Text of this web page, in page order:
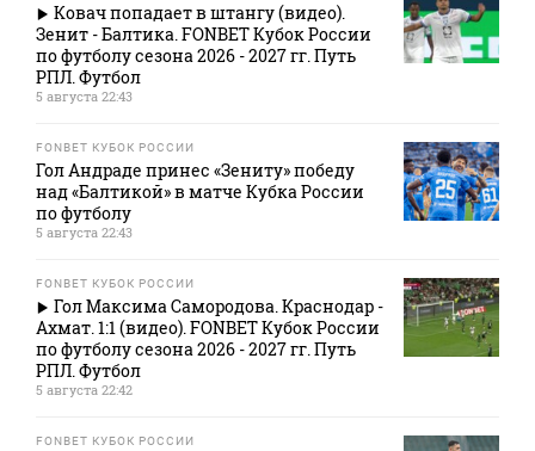
Ковач попадает в штангу (видео).
Зенит - Балтика. FONBET Кубок России
по футболу сезона 2026 - 2027 гг. Путь
РПЛ. Футбол
5 августа 22:43
FONBET КУБОК РОССИИ
Гол Андраде принес «Зениту» победу
над «Балтикой» в матче Кубка России
по футболу
5 августа 22:43
FONBET КУБОК РОССИИ
Гол Максима Самородова. Краснодар -
Ахмат. 1:1 (видео). FONBET Кубок России
по футболу сезона 2026 - 2027 гг. Путь
РПЛ. Футбол
5 августа 22:42
FONBET КУБОК РОССИИ